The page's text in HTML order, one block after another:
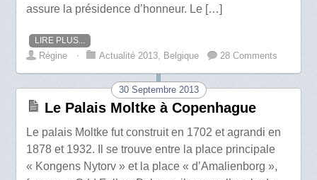
assure la présidence d’honneur. Le […]
LIRE PLUS...
Régine ⋅ Actualité 2013 Belgique 28 Comments
30 Septembre 2013
Le Palais Moltke à Copenhague
Le palais Moltke fut construit en 1702 et agrandi en
1878 et 1932. Il se trouve entre la place principale
« Kongens Nytorv » et la place « d’Amalienborg »,